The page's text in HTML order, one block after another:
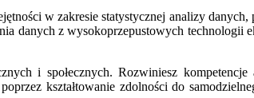
w zakresie statystycznej analizy
danych z wysokoprzepustowych technologii
i społecznych. Rozwiniesz
kształtowanie zdolności do